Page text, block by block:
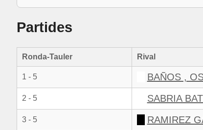
Partides
Ronda-Tauler Rival
1 - 5 BAÑOS ,
2 - 5 SABRIA
3 - 5 RAMIREZ